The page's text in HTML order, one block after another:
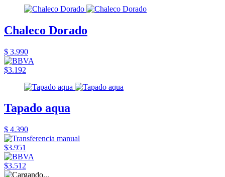
Chaleco Dorado
$ 3.990
$3.192
Tapado aqua
$ 4.390
$3.951
$3.512